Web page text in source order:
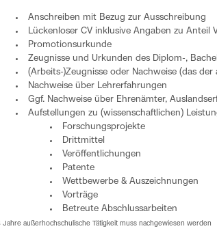
Anschreiben mit Bezug zur Ausschreibung
Lückenloser CV inklusive Angaben zu
Promotionsurkunde
Zeugnisse und Urkunden des Diplom-,
(Arbeits-)Zeugnisse oder Nachweise (das
Nachweise über Lehrerfahrungen
Ggf. Nachweise über Ehrenämter,
Aufstellungen zu (wissenschaftlichen)
Forschungsprojekte
Drittmittel
Veröffentlichungen
Patente
Wettbewerbe & Auszeichnungen
Vorträge
Betreute Abschlussarbeiten
Jahre außerhochschulische Tätigkeit muss nachgewiesen werden